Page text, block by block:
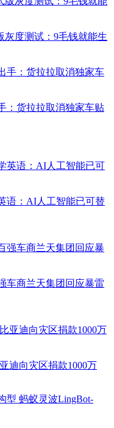
灰度测试：9毛钱就能生
：货拉拉取消独家车贴
语：AI人工智能已可替
车商兰天集团回应暴雷
迪向灾区捐款1000万